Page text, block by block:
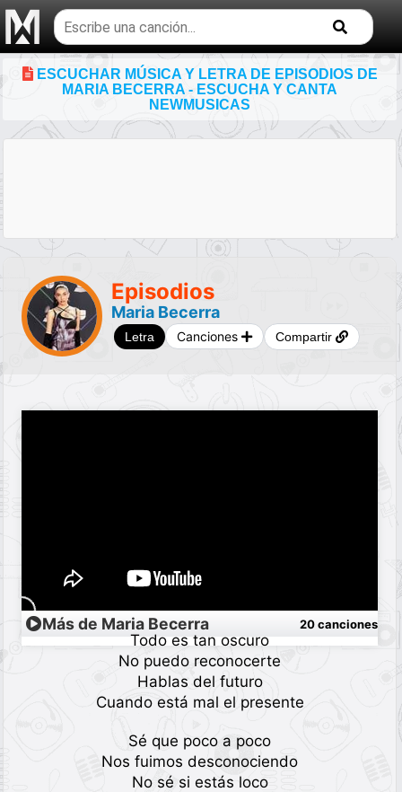
Buscar
temas
musicales
ESCUCHAR MÚSICA Y LETRA DE EPISODIOS DE
MARIA BECERRA - ESCUCHA Y CANTA
NEWMUSICAS
Episodios
Maria Becerra
Letra Canciones Compartir
Todo es tan oscuro
No puedo reconocerte
Hablas del futuro
Cuando está mal el presente
Sé que poco a poco
Nos fuimos desconociendo
No sé si estás loco
Más de Maria Becerra 20 canciones